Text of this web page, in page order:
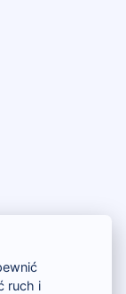
cookie innych
tej witryny.
ruch i